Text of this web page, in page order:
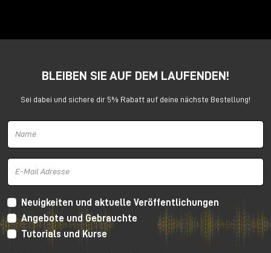
Barefoot Sound präsentiert einen neuen 3-Wege-
Studiomonitor mit Dreifach-Verstärkung, der in Bezug
auf den Preis (ca. 1.800 € + MwSt.) äußerst
wettbewerbsfähig und sehr kompakt ist (33,65 x 22
x 23,50 cm HxBxT).
Die Herausforderung dieses Monitors besteht darin,
die Detailtreue und Klangleistung von Barefoot auch
BLEIBEN SIE AUF DEM LAUFENDEN!
Sei dabei und sichere dir 5% Rabatt auf deine nächste Bestellung!
Neuigkeiten und aktuelle Veröffentlichungen
Angebote und Gebrauchte
Tutorials und Kurse